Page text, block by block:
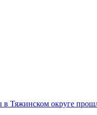
в Тяжинском округе